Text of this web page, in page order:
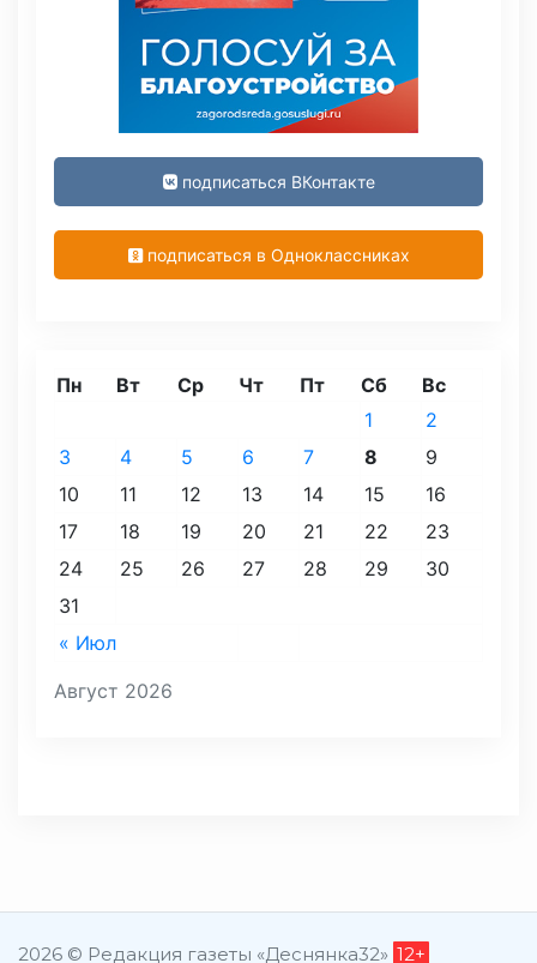
подписаться ВКонтакте
подписаться в Одноклассниках
Август 2026
Пн Вт Ср Чт Пт Сб Вс
« Июл
1
2
3
4 5 6 7 8
9
10
11 12 13 14 15
16
17
18 19 20 21 22
23
24
25 26 27 28 29
30
31
2026 © Редакция газеты «Деснянка32» 12+